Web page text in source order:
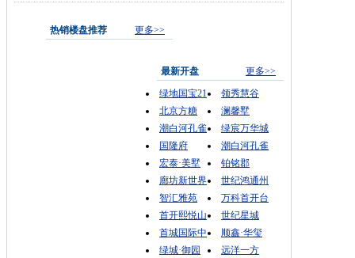
热销楼盘推荐 更多>>
最新开盘
更多>>
绿地国宝21
领秀慧谷
北京方糖
澜馨墅
潮白河孔雀
绿宸万华城
国隆府
潮白河孔雀
宏泰·美墅
铂铭郡
廊坊新世界
世纪鸿通州
智汇雅苑
万科首开台
首开熙悦山
世纪星城
首城国际中
顺鑫·华玺
绿城·御园
远洋一方